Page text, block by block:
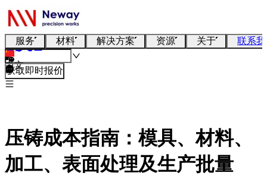
服务 材料 解决方案 资源 关于 联系
中文
获取即时报价
压铸成本指南：模具、材料、
加工、表面处理及生产批量